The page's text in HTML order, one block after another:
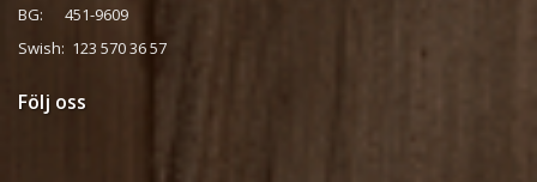
BG: 451-9609
Swish: 123 570 36 57
Följ oss